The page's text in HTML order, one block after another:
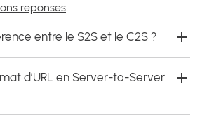
reponses
entre le S2S et le C2S ?
d’URL en Server-to-Server